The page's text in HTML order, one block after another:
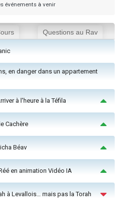
événements à venir
Questions au Rav
en danger dans un appartement
à l'heure à la Téfila
Cachère
Béav
en animation Vidéo IA
à Levallois… mais pas la Torah